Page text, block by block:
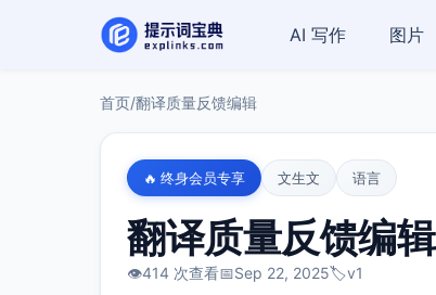
AI 写作 图片
首页/翻译质量反馈编辑
🔥 终身会员专享 文生文 语言
翻译质量反馈编辑
👁️414 次查看📅Sep 22, 2025🏷️v1